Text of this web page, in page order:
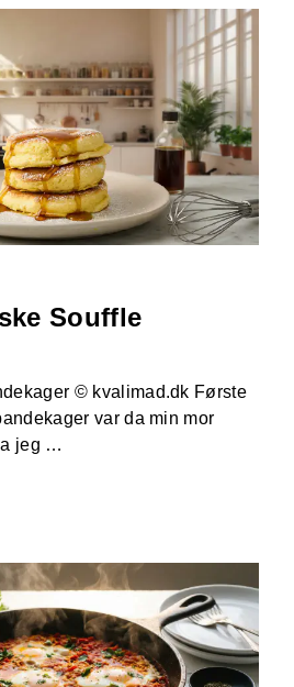
Souffle
© kvalimad.dk Første
var da min mor
jeg …